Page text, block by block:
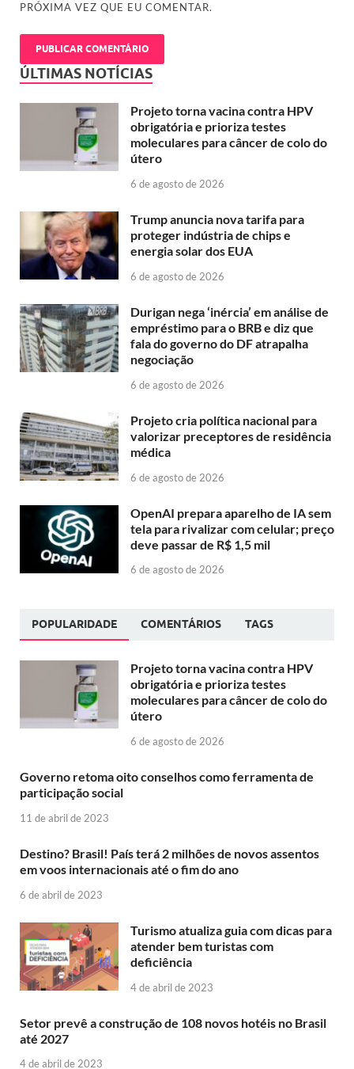
PRÓXIMA VEZ QUE EU COMENTAR.
ÚLTIMAS NOTÍCIAS
Projeto torna vacina contra HPV
obrigatória e prioriza testes
moleculares para câncer de colo do
útero
6 de agosto de 2026
Trump anuncia nova tarifa para
proteger indústria de chips e
energia solar dos EUA
6 de agosto de 2026
Durigan nega ‘inércia’ em análise de
empréstimo para o BRB e diz que
fala do governo do DF atrapalha
negociação
6 de agosto de 2026
Projeto cria política nacional para
valorizar preceptores de residência
médica
6 de agosto de 2026
OpenAI prepara aparelho de IA sem
tela para rivalizar com celular; preço
deve passar de R$ 1,5 mil
6 de agosto de 2026
POPULARIDADE COMENTÁRIOS TAGS
Projeto torna vacina contra HPV
obrigatória e prioriza testes
moleculares para câncer de colo do
útero
6 de agosto de 2026
Governo retoma oito conselhos como ferramenta de
participação social
11 de abril de 2023
Destino? Brasil! País terá 2 milhões de novos assentos
em voos internacionais até o fim do ano
6 de abril de 2023
Turismo atualiza guia com dicas para
atender bem turistas com
deficiência
4 de abril de 2023
Setor prevê a construção de 108 novos hotéis no Brasil
até 2027
4 de abril de 2023